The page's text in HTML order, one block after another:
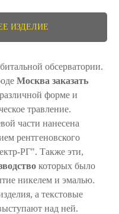
ИЗДЕЛИЕ
обсерватории.
Москва заказать
форме и
травление.
части нанесена
рентгеновского
РГ". Также эти,
которых было
никелем и эмалью.
а текстовые
над ней.